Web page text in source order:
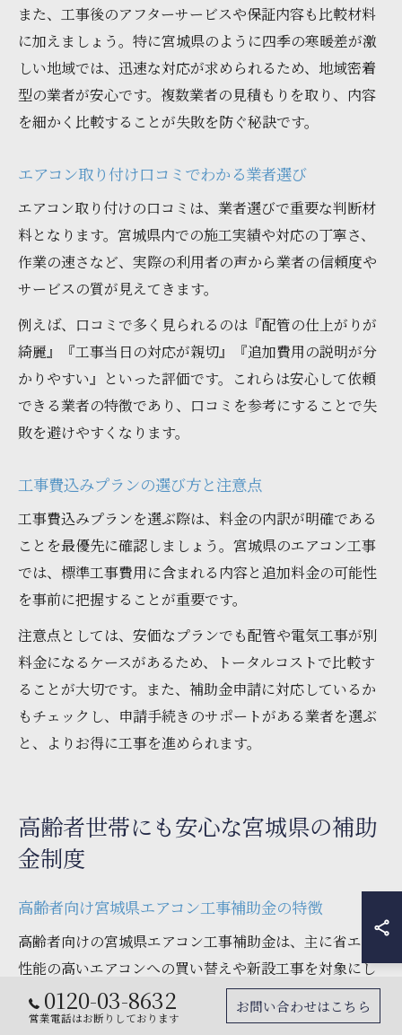
また、工事後のアフターサービスや保証内容も比較材料
に加えましょう。特に宮城県のように四季の寒暖差が激
しい地域では、迅速な対応が求められるため、地域密着
型の業者が安心です。複数業者の見積もりを取り、内容
を細かく比較することが失敗を防ぐ秘訣です。
エアコン取り付け口コミでわかる業者選び
エアコン取り付けの口コミは、業者選びで重要な判断材
料となります。宮城県内での施工実績や対応の丁寧さ、
作業の速さなど、実際の利用者の声から業者の信頼度や
サービスの質が見えてきます。
例えば、口コミで多く見られるのは『配管の仕上がりが
綺麗』『工事当日の対応が親切』『追加費用の説明が分
かりやすい』といった評価です。これらは安心して依頼
できる業者の特徴であり、口コミを参考にすることで失
敗を避けやすくなります。
工事費込みプランの選び方と注意点
工事費込みプランを選ぶ際は、料金の内訳が明確である
ことを最優先に確認しましょう。宮城県のエアコン工事
では、標準工事費用に含まれる内容と追加料金の可能性
を事前に把握することが重要です。
注意点としては、安価なプランでも配管や電気工事が別
料金になるケースがあるため、トータルコストで比較す
ることが大切です。また、補助金申請に対応しているか
もチェックし、申請手続きのサポートがある業者を選ぶ
と、よりお得に工事を進められます。
高齢者世帯にも安心な宮城県の補助
金制度
高齢者向け宮城県エアコン工事補助金の特徴
高齢者向けの宮城県エアコン工事補助金は、主に省エネ
性能の高いエアコンへの買い替えや新設工事を対象にし
ています。これは、高齢者の健康維持と生活の質向上を
目的としており、冷暖房効率の良い製品導入を促進する
0120-03-8632
営業電話はお断りしております
お問い合わせはこちら